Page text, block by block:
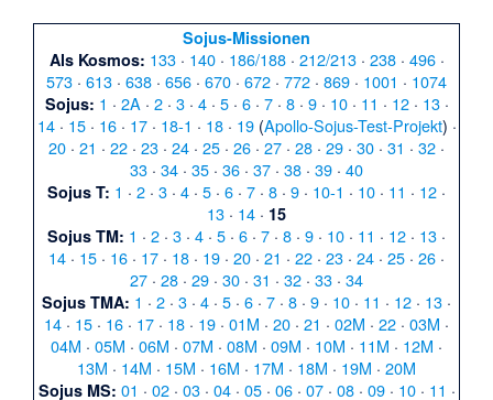
Sojus-Missionen
Als Kosmos: 133· 140· 186/188· 212/213· 238· 496·
573 · 613 · 638 · 656 · 670 · 672 · 772 · 869 · 1001 · 1074
Sojus: 1 · 2A · 2· 3· 4· 5· 6· 7· 8· 9· 10· 11 · 12· 13·
14· 15· 16· 17· 18-1 · 18· 19(Apollo-Sojus-Test-Projekt) ·
20 · 21 · 22 · 23 · 24 · 25 · 26 · 27 · 28 · 29 · 30 · 31 · 32 ·
33 · 34 · 35 · 36 · 37 · 38 · 39 · 40
Sojus T: 1 · 2 · 3 · 4 · 5 · 6 · 7 · 8 · 9 · 10-1 · 10 · 11 · 12 ·
13 · 14 · 15
Sojus TM: 1 · 2 · 3 · 4 · 5 · 6 · 7 · 8 · 9 · 10 · 11 · 12 · 13 ·
14 · 15 · 16 · 17 · 18 · 19 · 20 · 21 · 22 · 23 · 24 · 25 · 26 ·
27 · 28 · 29 · 30 · 31 · 32 · 33 · 34
Sojus TMA: 1 · 2 · 3 · 4 · 5 · 6 · 7 · 8 · 9 · 10 · 11 · 12 · 13 ·
14 · 15 · 16 · 17 · 18 · 19 · 01M · 20 · 21 · 02M · 22 · 03M ·
04M · 05M · 06M · 07M · 08M · 09M · 10M · 11M · 12M ·
13M · 14M · 15M · 16M · 17M · 18M · 19M · 20M
Sojus MS: 01 · 02· 03· 04· 05· 06· 07· 08· 09· 10· 11 ·